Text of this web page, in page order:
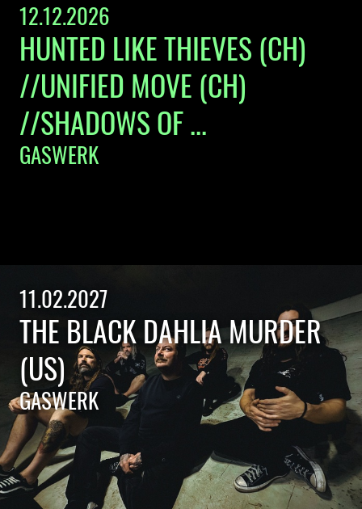
12.12.2026
HUNTED LIKE THIEVES (CH)
//UNIFIED MOVE (CH)
//SHADOWS OF ...
GASWERK
11.02.2027
THE BLACK DAHLIA MURDER
(US)
GASWERK